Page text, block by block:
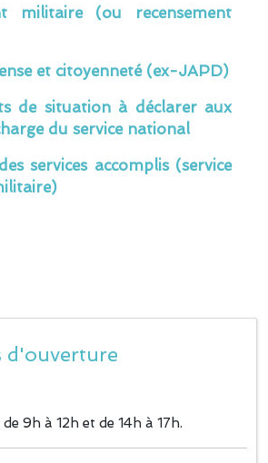
militaire (ou recensement
et citoyenneté (ex-JAPD)
de situation à déclarer aux
du service national
services accomplis (service
d'ouverture
de 9h à 12h et de 14h à 17h.